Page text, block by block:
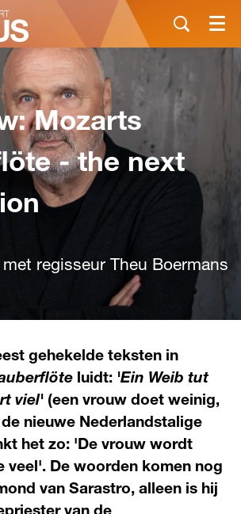
Menu
Mozarts
- the next
regisseur Theu Boermans
gehekelde teksten in
luidt: 'Ein Weib tut
viel' (een vrouw doet weinig,
nieuwe Nederlandstalige
het zo: 'De vrouw wordt
veel'. De woorden komen nog
van Sarastro, alleen is hij
van de